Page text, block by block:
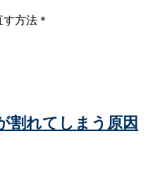
割れてしまう原因